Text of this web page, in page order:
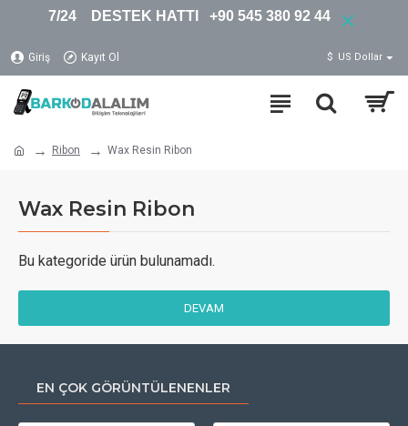
7/24 DESTEK HATTI +90 545 380 92 44
Giriş Kayıt Ol $ US Dollar
Ribon Wax Resin Ribon
Wax Resin Ribon
Bu kategoride ürün bulunamadı.
DEVAM
EN ÇOK GÖRÜNTÜLENENLER